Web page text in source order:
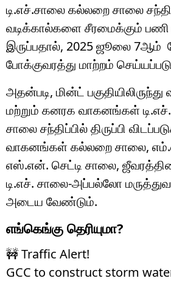
டி.எச்.சாலை கல்லறை சாலை
வடிக்கால்களை சீரமைக்கும்
இருப்பதால், 2025 ஜூலை 7ஆம்
போக்குவரத்து மாற்றம்
அதன்படி, மின்ட் பகுதியிலிருந்து
மற்றும் கனரக வாகனங்கள்
சாலை சந்திப்பில் திருப்பி
வாகனங்கள் கல்லறை சாலை,
எஸ்.என். செட்டி சாலை,
டி.எச். சாலை-அப்பல்லோ
அடைய வேண்டும்.
எங்கெங்கு தெரியுமா?
🚧 Traffic Alert!
GCC to construct storm